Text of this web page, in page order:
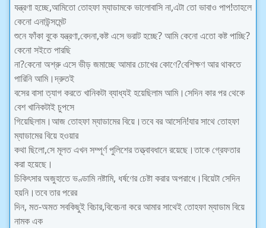
যন্ত্রণা হচ্ছে,আমিতো তোহফা ম্যাডামকে ভালোবাসি না,এটা তো ভাবাও পাপ!তাহলে
কেনো এনাউন্সমেন্ট
শুনে ফাঁকা বুকে যন্ত্রণা,বেদনা,কষ্ট এসে ভরাট হচ্ছে? আমি কেনো এতো কষ্ট পাচ্ছি?
কেনো সইতে পারছি
না?কেনো অশ্রু এসে ভীড় জমাচ্ছে আমার চোখের কোণে?বেশিক্ষণ আর থাকতে
পারিনি আমি।দ্রুতই
বসের বাসা ত্যাগ করতে খানিকটা ব্যাধ্যই হয়েছিলাম আমি।সেদিন কার পর থেকে
বেশ খানিকটাই চুপসে
গিয়েছিলাম।আজ তোহফা ম্যাডামের বিয়ে।তবে বর আসেনি!যার সাথে তোহফা
ম্যাডামের বিয়ে হওয়ার
কথা ছিলো,সে মূলত এখন সম্পূর্ণ পুলিশের তত্ত্বাবধানে রয়েছে।তাকে গ্রেফতার
করা হয়েছে।
চিকিৎসার অজুহাতে ভণ্ডামি নষ্টামি, ধর্ষণের চেষ্টা করার অপরাধে।বিয়েটা সেদিন
হয়নি।তবে তার পরের
দিন, মত-অমত সবকিছুই বিচার,বিবেচনা করে আমার সাথেই তোহফা ম্যাডাম বিয়ে
নামক এক